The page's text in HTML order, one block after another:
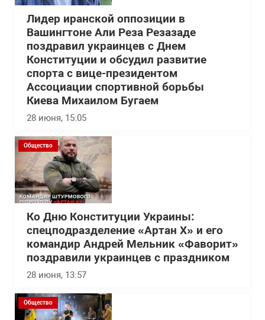
Лидер иранской оппозиции в
Вашингтоне Али Реза Резазаде
поздравил украинцев с Днем
Конституции и обсудил развитие
спорта с вице-президентом
Ассоциации спортивной борьбы
Киева Михаилом Бугаем
28 июня, 15:05
Общество
Ко Дню Конституции Украины:
спецподразделение «Артан Х» и его
командир Андрей Мельник «Фаворит»
поздравили украинцев с праздником
28 июня, 13:57
Общество